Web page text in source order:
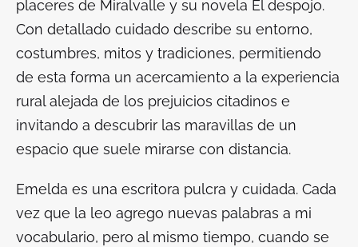
placeres de Miralvalle y su novela El despojo.
Con detallado cuidado describe su entorno,
costumbres, mitos y tradiciones, permitiendo
de esta forma un acercamiento a la experiencia
rural alejada de los prejuicios citadinos e
invitando a descubrir las maravillas de un
espacio que suele mirarse con distancia.
Emelda es una escritora pulcra y cuidada. Cada
vez que la leo agrego nuevas palabras a mi
vocabulario, pero al mismo tiempo, cuando se